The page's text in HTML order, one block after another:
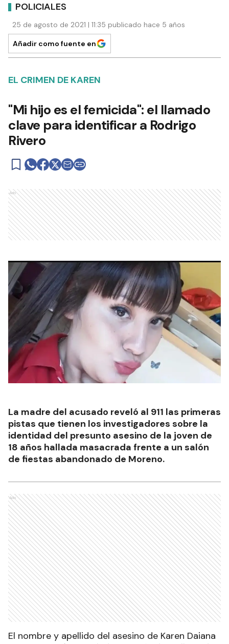
POLICIALES
25 de agosto de 2021 | 11:35 publicado hace 5 años
Añadir como fuente en
EL CRIMEN DE KAREN
"Mi hijo es el femicida": el llamado
clave para identificar a Rodrigo
Rivero
Ads
La madre del acusado reveló al 911 las primeras
pistas que tienen los investigadores sobre la
identidad del presunto asesino de la joven de
18 años hallada masacrada frente a un salón
de fiestas abandonado de Moreno.
Ads
El nombre y apellido del asesino de Karen Daiana